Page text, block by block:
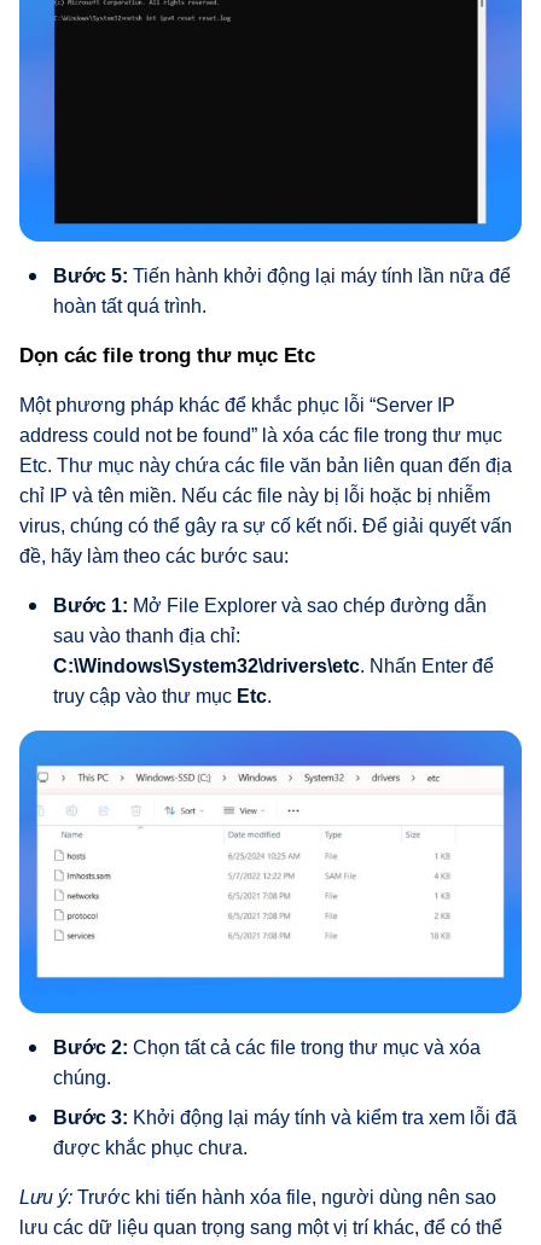
Bước 5: Tiến hành khởi động lại máy tính lần nữa để
hoàn tất quá trình.
Dọn các file trong thư mục Etc
Một phương pháp khác để khắc phục lỗi “Server IP
address could not be found” là xóa các file trong thư mục
Etc. Thư mục này chứa các file văn bản liên quan đến địa
chỉ IP và tên miền. Nếu các file này bị lỗi hoặc bị nhiễm
virus, chúng có thể gây ra sự cố kết nối. Để giải quyết vấn
đề, hãy làm theo các bước sau:
Bước 1: Mở File Explorer và sao chép đường dẫn
sau vào thanh địa chỉ:
C:\Windows\System32\drivers\etc. Nhấn Enter để
truy cập vào thư mục Etc.
Bước 2: Chọn tất cả các file trong thư mục và xóa
chúng.
Bước 3: Khởi động lại máy tính và kiểm tra xem lỗi đã
được khắc phục chưa.
Lưu ý: Trước khi tiến hành xóa file, người dùng nên sao
lưu các dữ liệu quan trọng sang một vị trí khác, để có thể